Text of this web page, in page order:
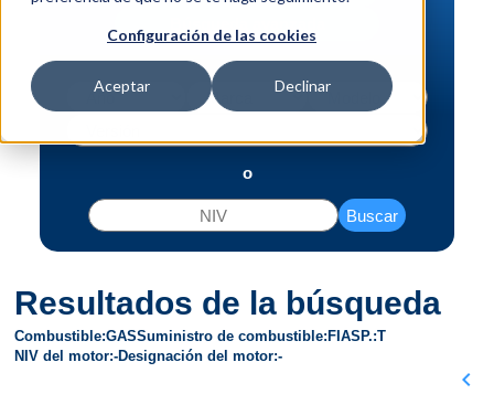
Configuración de las cookies
Aceptar Declinar
o
Buscar
Resultados de la búsqueda
Combustible GASSuministro de combustible FI ASP. T
NIV del motor -Designación del motor -
chevron_left